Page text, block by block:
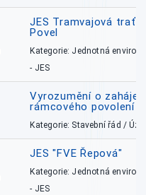
JES Tramvajová trať
Povel
Kategorie: Jednotná
- JES
Vyrozumění o
rámcového povolení
Kategorie: Stavební řád /
JES "FVE Řepová"
Kategorie: Jednotná
- JES